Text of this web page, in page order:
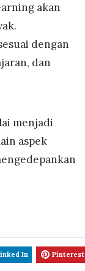
akan
dengan
dan
menjadi
aspek
In Pinterest